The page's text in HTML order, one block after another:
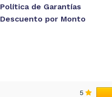
Política de Garantías
Descuento por Monto
5